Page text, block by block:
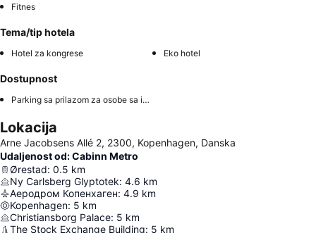
Fitnes
Tema/tip hotela
Hotel za kongrese Eko hotel
Dostupnost
Parking sa prilazom za osobe sa invaliditetom
Lokacija
Arne Jacobsens Allé 2, 2300, Kopenhagen, Danska
Udaljenost od: Cabinn Metro
Ørestad: 0.5 km
Ny Carlsberg Glyptotek: 4.6 km
Аеродром Копенхаген: 4.9 km
Kopenhagen: 5 km
Christiansborg Palace: 5 km
The Stock Exchange Building: 5 km